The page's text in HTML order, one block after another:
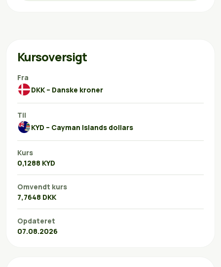
Kursoversigt
Fra
DKK – Danske kroner
Til
KYD – Cayman Islands dollars
Kurs
0,1288 KYD
Omvendt kurs
7,7648 DKK
Opdateret
07.08.2026